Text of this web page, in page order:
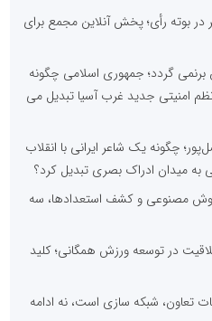
مالی سال ۱۴۰۴ کالبر در بوته رأی؛ پخش آنلاین مجمع برای
گردد؛ جمهوری اسلامی چگونه
نظم امنیتی جدید غرب آسیا تبدیل می
چگونه یک شاعر ایرانی با انقلاب
به میدان ادراک بصری تبدیل کرد؟
هوش مصنوعی و کشف استعدادها، سه
در توسعه ورزش همگانی؛ کلید
تعاون، شبکه سازی است، نه ادامه